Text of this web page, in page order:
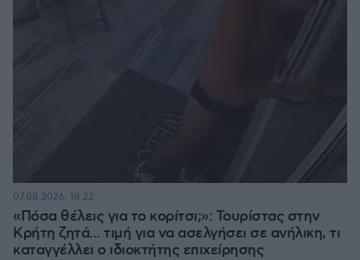
«Πόσα θέλεις για το κορίτσι;»: Τουρίστας στην
Κρήτη ζητά... τιμή για να ασελγήσει σε ανήλικη, τι
καταγγέλλει ο ιδιοκτήτης επιχείρησης
07.08.2026, 18:22